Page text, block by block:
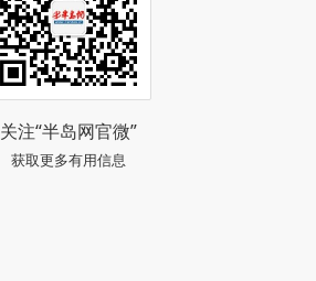
关注“半岛网官微”
获取更多有用信息